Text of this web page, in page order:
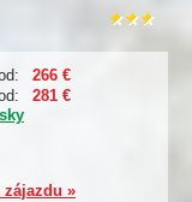
266 €
281 €
»